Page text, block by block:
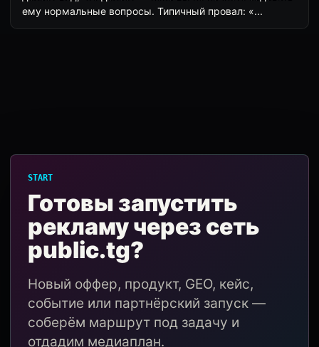
ему нормальные вопросы. Типичный провал: «...
START
Готовы запустить
рекламу через сеть
public.tg?
Новый оффер, продукт, GEO, кейс,
событие или партнёрский запуск —
соберём маршрут под задачу и
отдадим медиаплан.